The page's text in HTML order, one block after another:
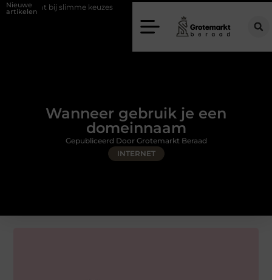
Nieuwe
artikelen
slimme keuzes Waarom kiezen voor een rijschool in Utrecht?
Wanneer gebruik je een
domeinnaam
INTERNET
Gepubliceerd Door Grotemarkt Beraad